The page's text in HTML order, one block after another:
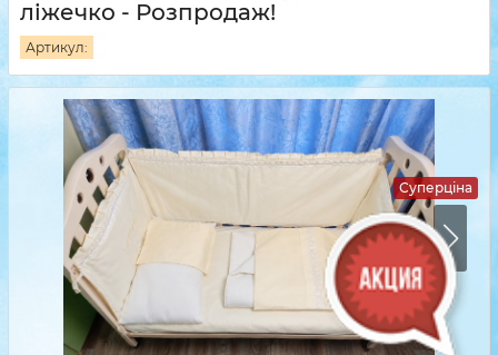
ліжечко - Розпродаж!
Артикул:
Суперціна